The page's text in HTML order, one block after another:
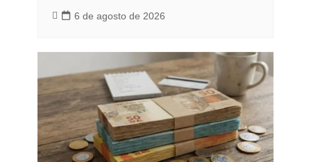
6 de agosto de 2026